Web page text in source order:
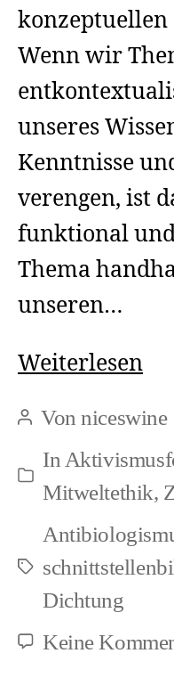
Wenn wir
unseres
Kenntnisse
verengen, ist
funktional
Thema
unseren…
Weiterlesen
(1)
Beitragsautor
Vonniceswine
Kategorien
In
Mitweltethik,
Schlagwörter
Dichtung
Keine